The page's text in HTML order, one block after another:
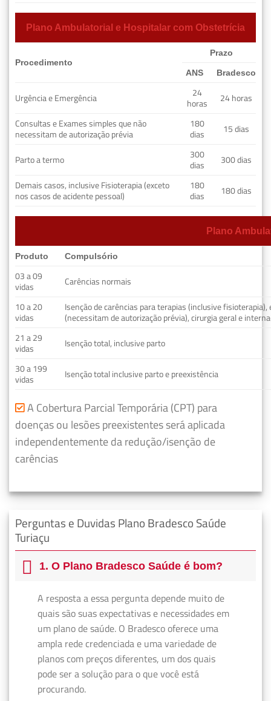
Plano Ambulatorial e Hospitalar com Obstetrícia
Procedimento
Prazo
ANS Bradesco
Urgência e Emergência
24
horas
24 horas
Consultas e Exames simples que não
necessitam de autorização prévia
180
dias
15 dias
Parto a termo
300
dias
300 dias
Demais casos, inclusive Fisioterapia (exceto
nos casos de acidente pessoal)
180
dias
180 dias
Plano
Produto Compulsório
03 a 09
vidas
Carências normais
10 a 20
vidas
Isenção de carências para terapias (inclusive fisioterapia),
(necessitam de autorização prévia), cirurgia geral e
21 a 29
vidas
Isenção total, inclusive parto
30 a 199
vidas
Isenção total inclusive parto e preexistência
A Cobertura Parcial Temporária (CPT) para
doenças ou lesões preexistentes será aplicada
independentemente da redução/isenção de
carências
Perguntas e Duvidas Plano Bradesco Saúde
Turiaçu
1. O Plano Bradesco Saúde é bom?
A resposta a essa pergunta depende muito de
quais são suas expectativas e necessidades em
um plano de saúde. O Bradesco oferece uma
ampla rede credenciada e uma variedade de
planos com preços diferentes, um dos quais
pode ser a solução para o que você está
procurando.